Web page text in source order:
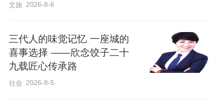
文旅 2026-8-6
三代人的味觉记忆 一座城的
喜事选择 ——欣念饺子二十
九载匠心传承路
社会 2026-8-5